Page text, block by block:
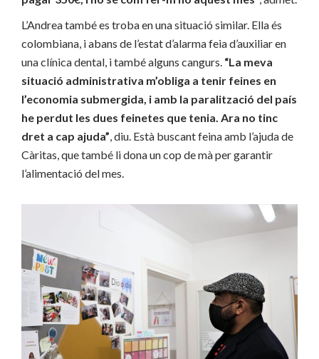
L’Andrea també es troba en una situació similar. Ella és
colombiana, i abans de l’estat d’alarma feia d’auxiliar en
una clínica dental, i també alguns cangurs. “La meva
situació administrativa m’obliga a tenir feines en
l’economia submergida, i amb la paralització del país
he perdut les dues feinetes que tenia. Ara no tinc
dret a cap ajuda” , diu. Està buscant feina amb l’ajuda de
Càritas, que també li dona un cop de mà per garantir
l’alimentació del mes.